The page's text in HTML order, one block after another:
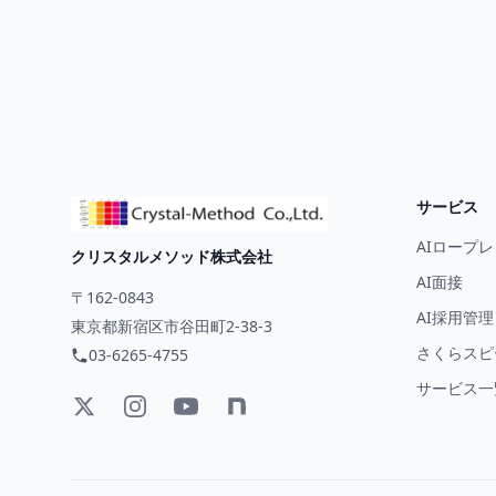
クリスタルメソッド株式会社
〒162-0843
東京都新宿区市谷田町2-38-3
03-6265-4755
サービス
AIロープレ
AI面接
AI採用管理
さくらス
サービス